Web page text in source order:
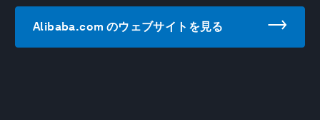
Alibaba.com のウェブサイトを見る